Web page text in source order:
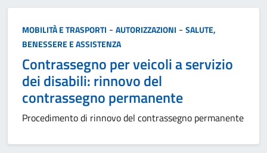
Categoria:
MOBILITÀ E TRASPORTI - AUTORIZZAZIONI - SALUTE,
BENESSERE E ASSISTENZA
Contrassegno per veicoli a servizio
dei disabili: rinnovo del
contrassegno permanente
Procedimento di rinnovo del contrassegno permanente